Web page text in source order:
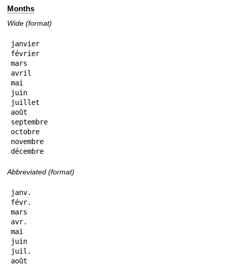
Months
Wide (format)
janvier
février
mars
avril
mai
juin
juillet
août
septembre
octobre
novembre
décembre
Abbreviated (format)
janv.
févr.
mars
avr.
mai
juin
juil.
août